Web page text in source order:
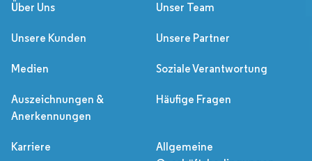
Über Uns Unser Team
Unsere Kunden Unsere Partner
Medien Soziale Verantwortung
Auszeichnungen &
Anerkennungen
Häufige Fragen
Karriere
Allgemeine